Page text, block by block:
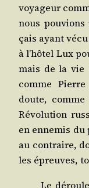
voya­geur
nous
çais ayant
à l’hôtel Lux
mais de la vie
comme
doute,
Révo­lu­tion
en enne­mis
au contraire,
les épreuves,
Le